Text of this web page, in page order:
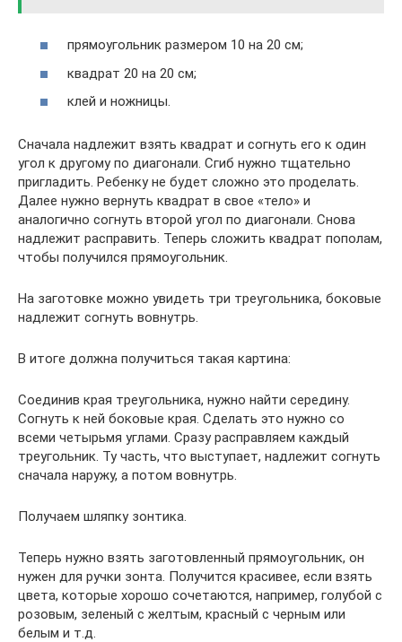
прямоугольник размером 10 на 20 см;
квадрат 20 на 20 см;
клей и ножницы.
Сначала надлежит взять квадрат и согнуть его к один
угол к другому по диагонали. Сгиб нужно тщательно
пригладить. Ребенку не будет сложно это проделать.
Далее нужно вернуть квадрат в свое «тело» и
аналогично согнуть второй угол по диагонали. Снова
надлежит расправить. Теперь сложить квадрат пополам,
чтобы получился прямоугольник.
На заготовке можно увидеть три треугольника, боковые
надлежит согнуть вовнутрь.
В итоге должна получиться такая картина:
Соединив края треугольника, нужно найти середину.
Согнуть к ней боковые края. Сделать это нужно со
всеми четырьмя углами. Сразу расправляем каждый
треугольник. Ту часть, что выступает, надлежит согнуть
сначала наружу, а потом вовнутрь.
Получаем шляпку зонтика.
Теперь нужно взять заготовленный прямоугольник, он
нужен для ручки зонта. Получится красивее, если взять
цвета, которые хорошо сочетаются, например, голубой с
розовым, зеленый с желтым, красный с черным или
белым и т.д.